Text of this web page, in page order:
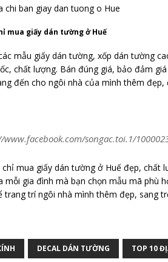
mua giấy dán tường ở Huế
mẫu giấy dán tường, xốp dán tường
chất lượng. Bán đúng giá, bảo đảm
đến cho ngôi nhà của mình thêm đẹp,
www.facebook.com/songac.toi.1/
mua giấy dán tường ở Huế đẹp, chất
mỗi gia đình mà bạn chọn mẫu mã phù
trang trí ngôi nhà mình thêm đẹp, sang
DECAL DÁN TƯỜNG TOP 10